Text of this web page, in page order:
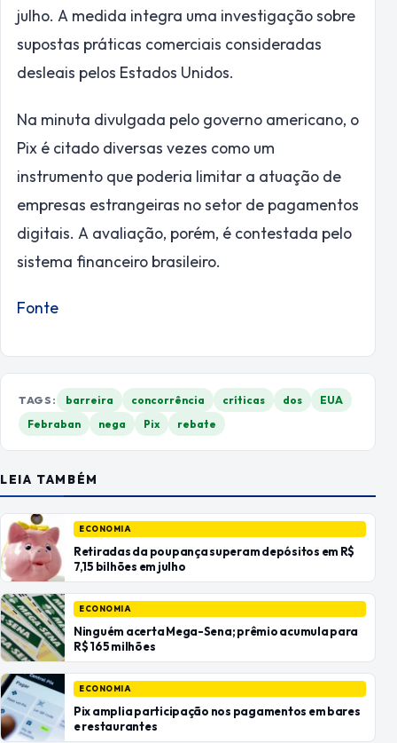
julho. A medida integra uma investigação sobre
supostas práticas comerciais consideradas
desleais pelos Estados Unidos.
Na minuta divulgada pelo governo americano, o
Pix é citado diversas vezes como um
instrumento que poderia limitar a atuação de
empresas estrangeiras no setor de pagamentos
digitais. A avaliação, porém, é contestada pelo
sistema financeiro brasileiro.
Fonte
TAGS: barreira concorrência críticas dos
EUA
Febraban
nega Pix rebate
LEIA TAMBÉM
ECONOMIA
Retiradas da poupança superam depósitos em R$
7,15 bilhões em julho
ECONOMIA
Ninguém acerta Mega-Sena; prêmio acumula para
R$ 165 milhões
ECONOMIA
Pix amplia participação nos pagamentos em bares
e restaurantes